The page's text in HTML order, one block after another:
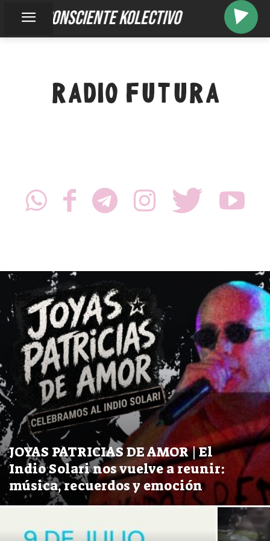
inconsciente kolectivo
RADIO FUTURA
JOYAS PATRICIAS DE AMOR | El
Indio Solari nos vuelve a reunir:
música, recuerdos y emoción